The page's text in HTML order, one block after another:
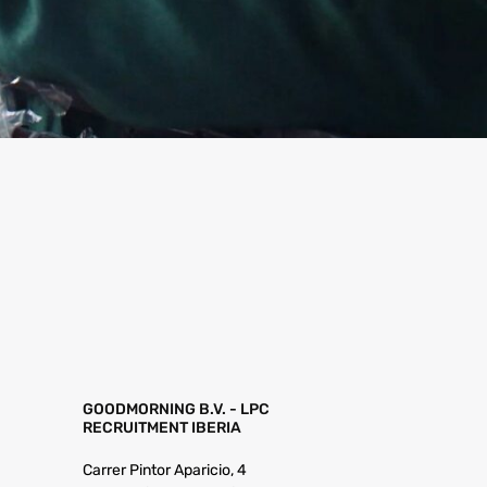
GOODMORNING B.V. - LPC
RECRUITMENT IBERIA
Carrer Pintor Aparicio, 4